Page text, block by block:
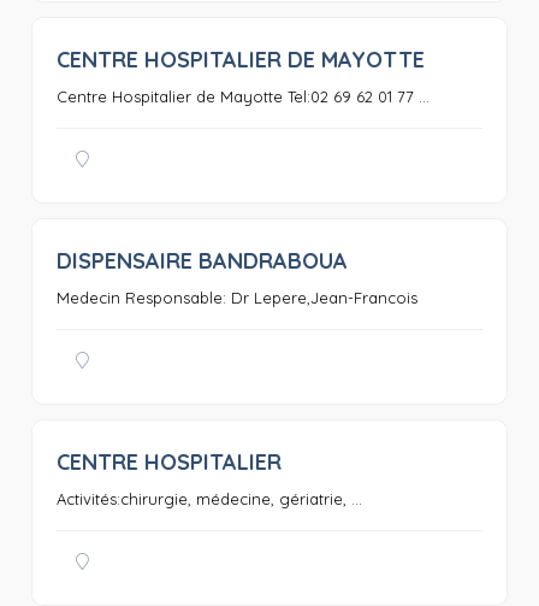
CENTRE HOSPITALIER DE MAYOTTE
Centre Hospitalier de Mayotte Tel:02 69 62 01 77 ...
DISPENSAIRE BANDRABOUA
Medecin Responsable: Dr Lepere,Jean-Francois
CENTRE HOSPITALIER
Activités:chirurgie, médecine, gériatrie, ...